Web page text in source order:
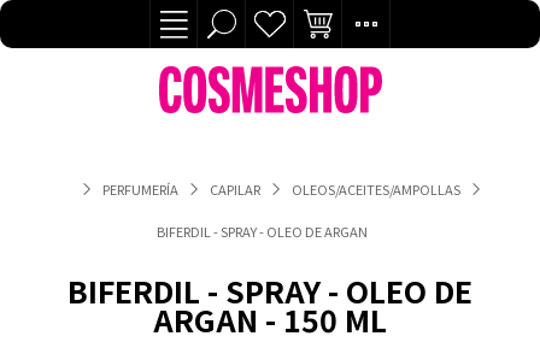
PERFUMERÍA CAPILAR OLEOS/ACEITES/AMPOLLAS
BIFERDIL - SPRAY - OLEO DE ARGAN - 150 ML
BIFERDIL - SPRAY - OLEO DE
ARGAN - 150 ML